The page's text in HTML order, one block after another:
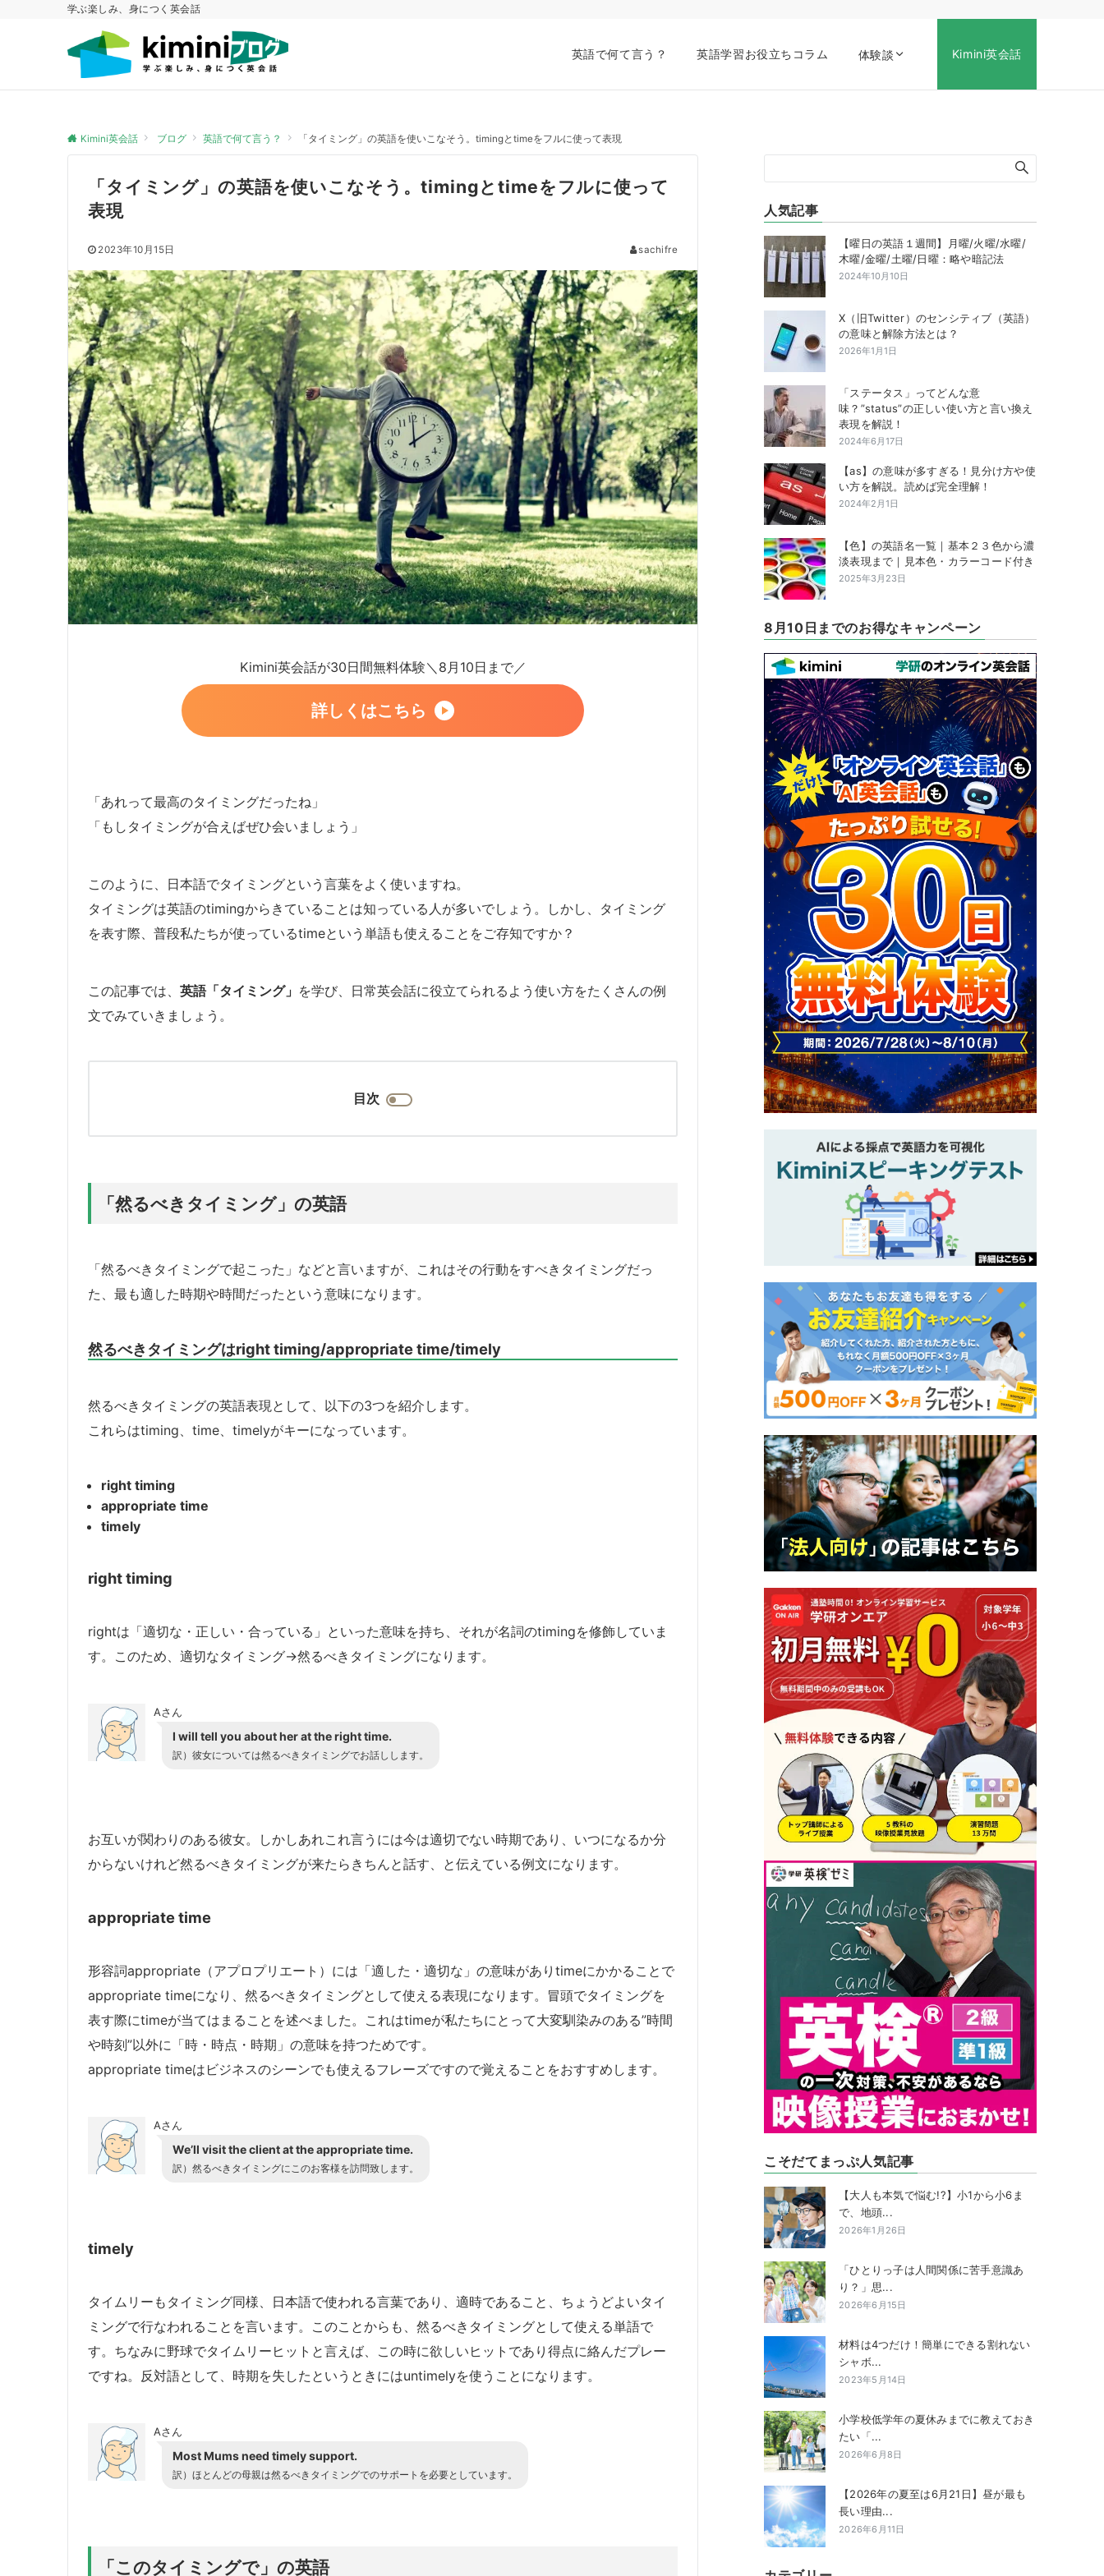
学ぶ楽しみ、身につく英会話
英語で何て言う？ 英語学習お役立ちコラム 体験談 Kimini英会話
Kimini英会話 ブログ 英語で何て言う？ 「タイミング」の英語を使いこなそう。timingとtimeをフルに使って表現
「タイミング」の英語を使いこなそう。timingとtimeをフルに使って
表現
2023年10月15日 sachifre
Kimini英会話が30日間無料体験＼8月10日まで／
詳しくはこちら
「あれって最高のタイミングだったね」
「もしタイミングが合えばぜひ会いましょう」
このように、日本語でタイミングという言葉をよく使いますね。
タイミングは英語のtimingからきていることは知っている人が多いでしょう。しかし、タイミング
を表す際、普段私たちが使っているtimeという単語も使えることをご存知ですか？
この記事では、 英語「タイミング」 を学び、日常英会話に役立てられるよう使い方をたくさんの例
文でみていきましょう。
目次
「然るべきタイミング」の英語
「然るべきタイミングで起こった」などと言いますが、これはその行動をすべきタイミングだっ
た、最も適した時期や時間だったという意味になります。
然るべきタイミングはright timing/appropriate time/timely
然るべきタイミングの英語表現として、以下の3つを紹介します。
これらはtiming、time、timelyがキーになっています。
right timing
appropriate time
timely
right timing
rightは「適切な・正しい・合っている」といった意味を持ち、それが名詞のtimingを修飾していま
す。このため、適切なタイミング→然るべきタイミングになります。
Aさん
I will tell you about her at the right time.
訳）彼女については然るべきタイミングでお話しします。
お互いが関わりのある彼女。しかしあれこれ言うには今は適切でない時期であり、いつになるか分
からないけれど然るべきタイミングが来たらきちんと話す、と伝えている例文になります。
appropriate time
形容詞appropriate（アプロプリエート）には「適した・適切な」の意味がありtimeにかかることで
appropriate timeになり、然るべきタイミングとして使える表現になります。冒頭でタイミングを
表す際にtimeが当てはまることを述べました。これはtimeが私たちにとって大変馴染みのある”時間
や時刻”以外に「時・時点・時期」の意味を持つためです。
appropriate timeはビジネスのシーンでも使えるフレーズですので覚えることをおすすめします。
Aさん
We’ll visit the client at the appropriate time.
訳）然るべきタイミングにこのお客様を訪問致します。
timely
タイムリーもタイミング同様、日本語で使われる言葉であり、適時であること、ちょうどよいタイ
ミングで行なわれることを言います。このことからも、然るべきタイミングとして使える単語で
す。ちなみに野球でタイムリーヒットと言えば、この時に欲しいヒットであり得点に絡んだプレー
ですね。反対語として、時期を失したというときにはuntimelyを使うことになります。
Aさん
Most Mums need timely support.
訳）ほとんどの母親は然るべきタイミングでのサポートを必要としています。
「このタイミングで」の英語
人気記事
【曜日の英語１週間】月曜/火曜/水曜/
木曜/金曜/土曜/日曜：略や暗記法
2024年10月10日
X（旧Twitter）のセンシティブ（英語）
の意味と解除方法とは？
2026年1月1日
「ステータス」ってどんな意
味？”status”の正しい使い方と言い換え
表現を解説！
2024年6月17日
【as】の意味が多すぎる！見分け方や使
い方を解説。読めば完全理解！
2024年2月1日
【色】の英語名一覧｜基本２３色から濃
淡表現まで｜見本色・カラーコード付き
2025年3月23日
8月10日までのお得なキャンペーン
こそだてまっぷ人気記事
【大人も本気で悩む!?】小1から小6ま
で、地頭...
2026年1月26日
「ひとりっ子は人間関係に苦手意識あ
り？」思...
2026年6月15日
材料は4つだけ！簡単にできる割れない
シャボ...
2023年5月14日
小学校低学年の夏休みまでに教えておき
たい「...
2026年6月8日
【2026年の夏至は6月21日】昼が最も
長い理由...
2026年6月11日